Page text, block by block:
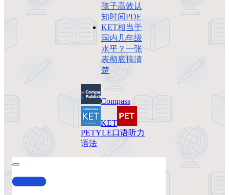
孩子高效认
知时间PDF
KET相当于
国内几年级
水平？一张
表彻底搞清
楚
Compass
KET
PETYLE口语听力
语法
查看演示